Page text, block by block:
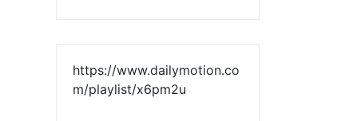
https://www.dailymotion.co
m/playlist/x6pm2u